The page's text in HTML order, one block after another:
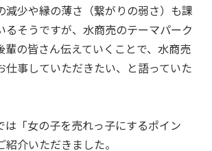
減少や縁の薄さ（繋がりの弱さ）も課
るそうですが、水商売のテーマパーク
輩の皆さん伝えていくことで、水商売
仕事していただきたい、と語っていた
は「女の子を売れっ子にするポイン
紹介いただきました。